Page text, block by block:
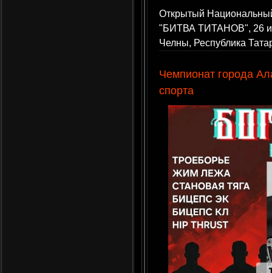
Открытый
"БИТВА ТИТАНОВ", 26
Челны, Республика
Чемпионат города
спорта